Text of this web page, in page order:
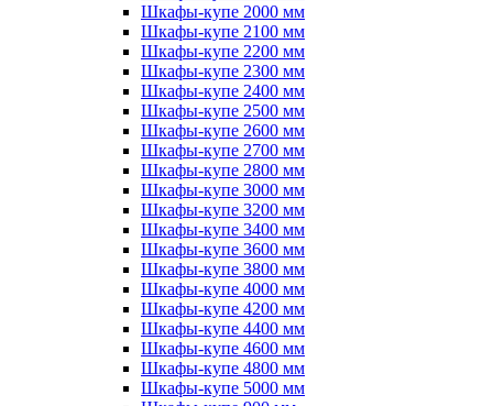
Шкафы-купе 2000 мм
Шкафы-купе 2100 мм
Шкафы-купе 2200 мм
Шкафы-купе 2300 мм
Шкафы-купе 2400 мм
Шкафы-купе 2500 мм
Шкафы-купе 2600 мм
Шкафы-купе 2700 мм
Шкафы-купе 2800 мм
Шкафы-купе 3000 мм
Шкафы-купе 3200 мм
Шкафы-купе 3400 мм
Шкафы-купе 3600 мм
Шкафы-купе 3800 мм
Шкафы-купе 4000 мм
Шкафы-купе 4200 мм
Шкафы-купе 4400 мм
Шкафы-купе 4600 мм
Шкафы-купе 4800 мм
Шкафы-купе 5000 мм